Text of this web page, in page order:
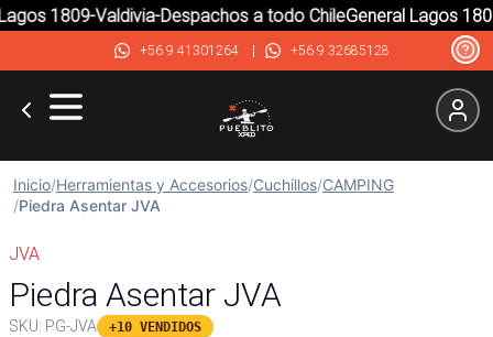
1809-Valdivia-Despachos a todo ChileGeneral Lagos
+56 9 41301264| +56 9 32685128
Inicio/Herramientas y Accesorios/Cuchillos/CAMPING
/Piedra Asentar JVA
JVA
Piedra Asentar JVA
SKU: PG-JVA +10 VENDIDOS